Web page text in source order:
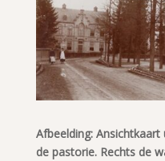
Afbeelding:
de pastorie. Rechts de